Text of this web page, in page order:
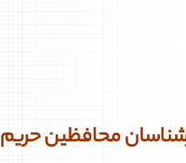
محافظین حریم